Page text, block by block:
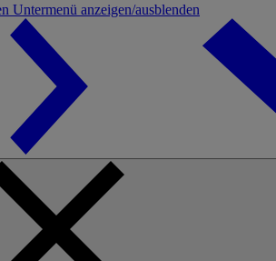
Untermenü anzeigen/ausblenden